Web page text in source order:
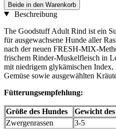
Beide in den Warenkorb
Beschreibung
The Goodstuff Adult Rind ist ein
für ausgewachsene Hunde aller
nach der neuen FRESH-MIX-
frischem Rinder-Muskelfleisch in
mit niedrigem glykämischen
Gemüse sowie ausgewählten
Fütterungsempfehlung:
Größe des Hundes Gewicht
Zwergenrassen
3-5